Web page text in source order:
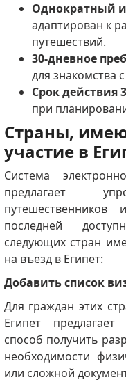
Однократный
адаптирован к
путешествий.
30-дневное
для знакомства
Срок действия
при
Страны,
участие в
Система
предлагает
последней
следующих стран
на въезд в Египет:
Добавить список
Для граждан этих
Египет
способ получить
необходимости
или сложной